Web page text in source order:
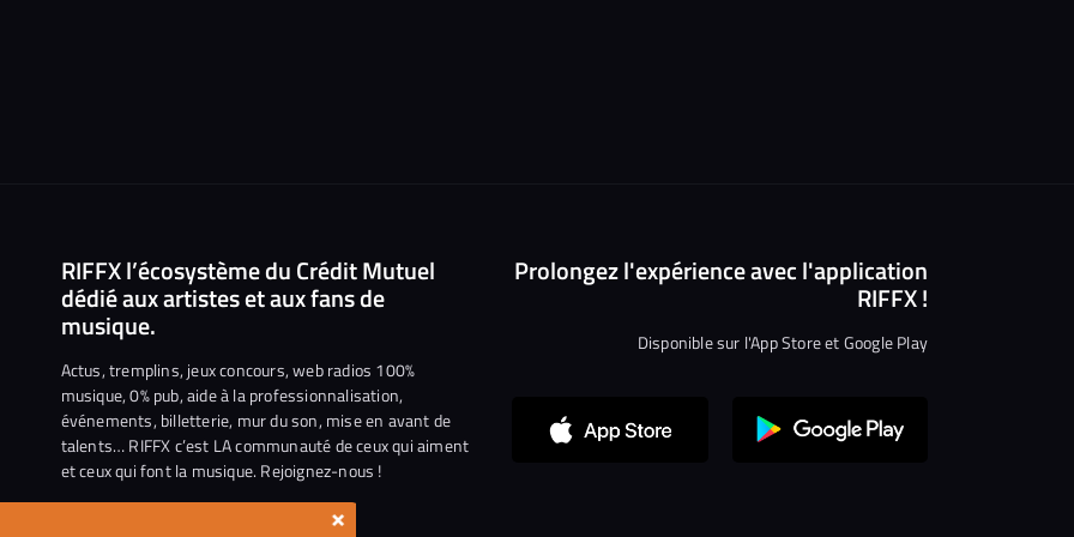
RIFFX l’écosystème du Crédit Mutuel
dédié aux artistes et aux fans de
musique.
Actus, tremplins, jeux concours, web radios 100%
musique, 0% pub, aide à la professionnalisation,
événements, billetterie, mur du son, mise en avant de
talents… RIFFX c’est LA communauté de ceux qui aiment
et ceux qui font la musique. Rejoignez-nous !
Prolongez l'expérience avec l'application
RIFFX !
Disponible sur l'App Store et Google Play
×